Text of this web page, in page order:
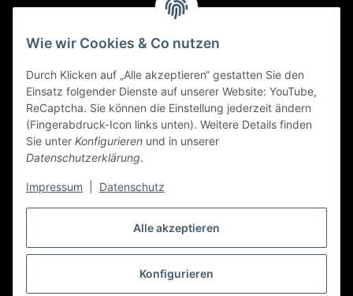
Alle akzeptieren
Konfigurieren
Wie wir Cookies & Co nutzen
Durch Klicken auf „Alle akzeptieren“ gestatten Sie den
Einsatz folgender Dienste auf unserer Website: YouTube,
ReCaptcha. Sie können die Einstellung jederzeit ändern
(Fingerabdruck-Icon links unten). Weitere Details finden
Sie unter Konfigurieren und in unserer
Datenschutzerklärung.
Impressum Datenschutz
Zahlungsmethoden
* Alle Preise inkl. gesetzlicher USt., zzgl.Versand